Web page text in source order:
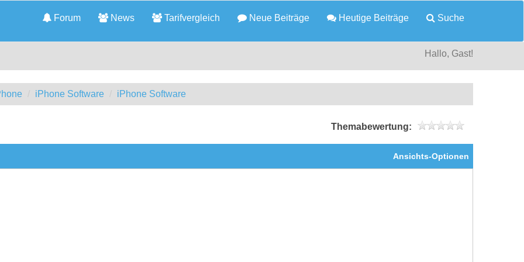
Forum News Tarifvergleich Neue Beiträge Heutige Beiträge Suche
Hallo, Gast!
iPhone Software iPhone Software
Themabewertung:
Ansichts-Optionen